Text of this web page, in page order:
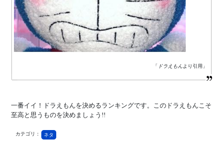
「 ドラえもん より引用」
一番イイ！ドラえもんを決めるランキングです。このドラえもんこそ
至高と思うものを決めましょう!!
カテゴリ： ネタ